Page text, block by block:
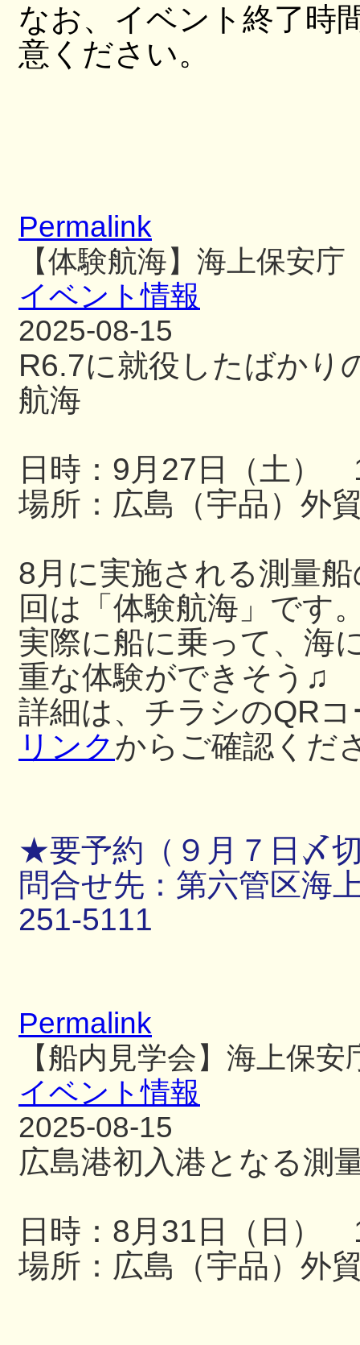
なお、イベント終了時
意ください。
Permalink
【体験航海】海上保安
イベント情報
2025-08-15
R6.7に就役したばかり
航海
日時：9月27日（土）
場所：広島（宇品）外
8月に実施される測量
回は「体験航海」です
実際に船に乗って、海
重な体験ができそう♫
詳細は、チラシのQR
リンクからご確認くだ
★要予約（９月７日〆
問合せ先：第六管区海
251-5111
Permalink
【船内見学会】海上保
イベント情報
2025-08-15
広島港初入港となる測
日時：8月31日（日）
場所：広島（宇品）外